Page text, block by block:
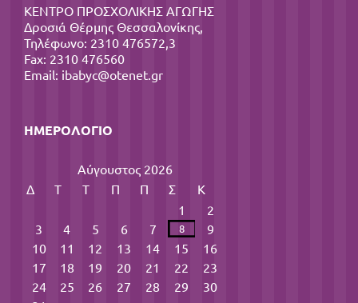
ΚΕΝΤΡΟ ΠΡΟΣΧΟΛΙΚΗΣ ΑΓΩΓΗΣ
Δροσιά Θέρμης Θεσσαλονίκης,
Τηλέφωνο: 2310 476572,3
Fax: 2310 476560
Email: ibabyc@otenet.gr
ΗΜΕΡΟΛΌΓΙΟ
Αύγουστος 2026
Δ
Τ Τ Π Π Σ
Κ
1
2
3
4 5 6 7 8
9
10
11 12 13 14 15
16
17
18 19 20 21 22
23
24
25 26 27 28 29
30